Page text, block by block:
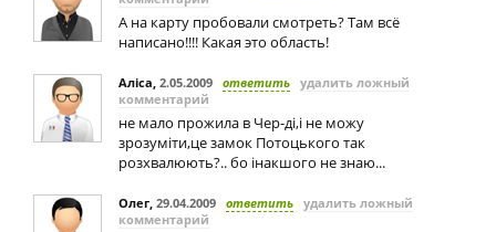
А на карту пробовали смотреть? Там всё
написано!!!! Какая это область!
Аліса, 2.05.2009 ответить удалить ложный
комментарий
не мало прожила в Чер-ді,і не можу
зрозуміти,це замок Потоцького так
розхвалюють?.. бо інакшого не знаю...
Олег, 29.04.2009 ответить удалить ложный
комментарий